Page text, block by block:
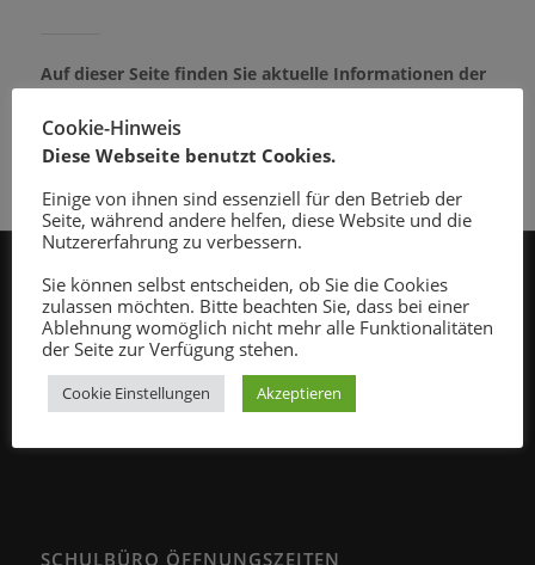
Auf dieser Seite finden Sie aktuelle Informationen der
GRUNDSCHULE AU
Schulweg 7
83075 Bad Feilnbach
Tel.: 08064 368
SCHULBÜRO ÖFFNUNGSZEITEN
Cookie-Hinweis
Diese Webseite benutzt Cookies.
Einige von ihnen sind essenziell für den Betrieb der
Seite, während andere helfen, diese Website und die
Nutzererfahrung zu verbessern.
Sie können selbst entscheiden, ob Sie die Cookies
zulassen möchten. Bitte beachten Sie, dass bei einer
Ablehnung womöglich nicht mehr alle Funktionalitäten
der Seite zur Verfügung stehen.
Cookie Einstellungen Akzeptieren